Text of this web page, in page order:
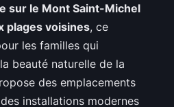
sur le Mont Saint-Michel
plages voisines, ce
les familles qui
beauté naturelle de la
des emplacements
installations modernes